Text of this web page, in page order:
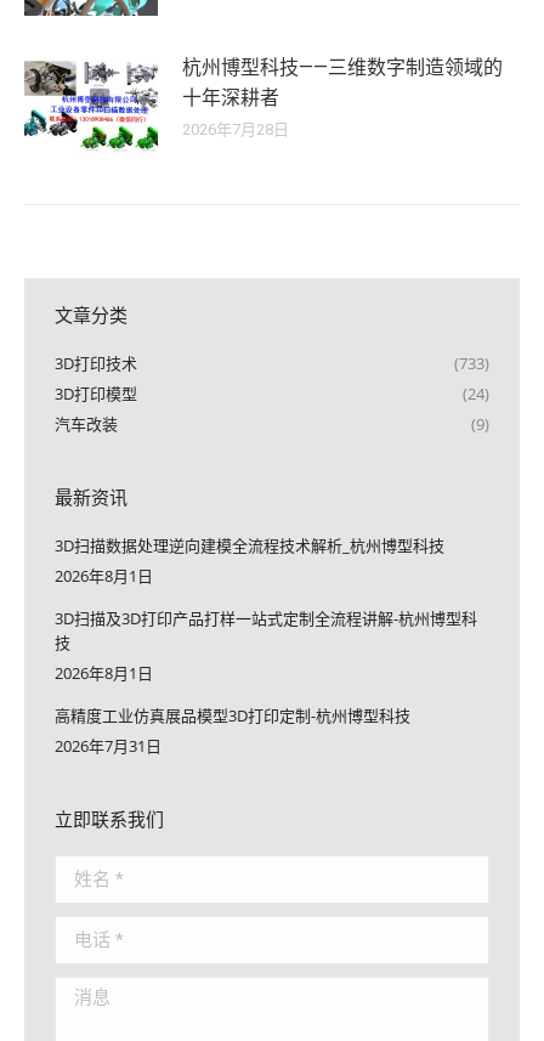
杭州博型科技——三维数字制造领域的
十年深耕者
2026年7月28日
文章分类
3D打印技术
(733)
3D打印模型
(24)
汽车改装
(9)
最新资讯
3D扫描数据处理逆向建模全流程技术解析_杭州博型科技
2026年8月1日
3D扫描及3D打印产品打样一站式定制全流程讲解-杭州博型科
技
2026年8月1日
高精度工业仿真展品模型3D打印定制-杭州博型科技
2026年7月31日
立即联系我们
姓名 *
电话 *
消息